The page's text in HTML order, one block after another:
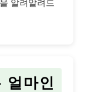
알려알려드
얼마인